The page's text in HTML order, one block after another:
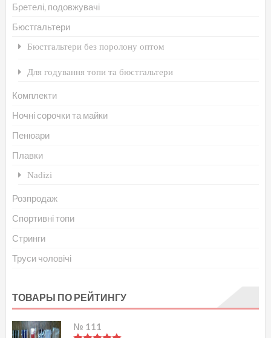
Бретелі, подовжувачі
Бюстгальтери
Бюстгальтери без поролону оптом
Для годування топи та бюстгальтери
Комплекти
Ночні сорочки та майки
Пенюари
Плавки
Nadizi
Розпродаж
Спортивні топи
Стринги
Труси чоловічі
ТОВАРЫ ПО РЕЙТИНГУ
№ 111